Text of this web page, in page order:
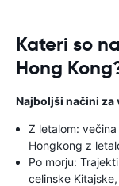
Kateri so
Hong
Najboljši načini za
Z letalom:
Hongkong z
Po morju:
celinske